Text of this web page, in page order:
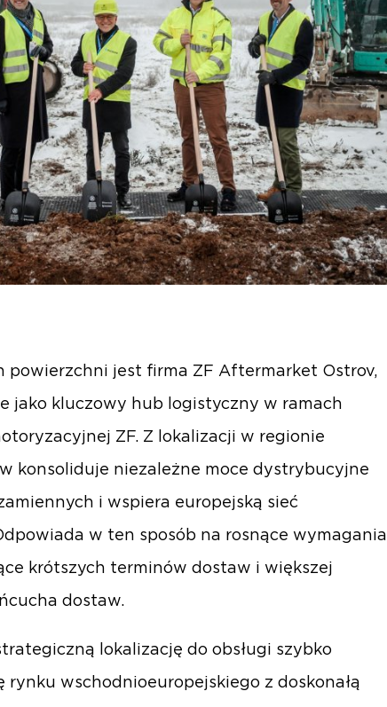
powierzchni jest firma ZF Aftermarket Ostrov,
jako kluczowy hub logistyczny w ramach
ZF. Z lokalizacji w regionie
konsoliduje niezależne moce dystrybucyjne
i wspiera europejską sieć
w ten sposób na rosnące wymagania
krótszych terminów dostaw i większej
dostaw.
lokalizację do obsługi szybko
rynku wschodnioeuropejskiego z doskonałą